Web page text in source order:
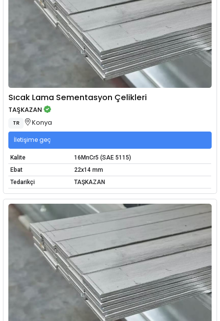
Sıcak Lama Sementasyon Çelikleri
TAŞKAZAN
TR Konya
İletişime geç
Kalite
16MnCr5 (SAE 5115)
Ebat
22x14 mm
Tedarikçi
TAŞKAZAN